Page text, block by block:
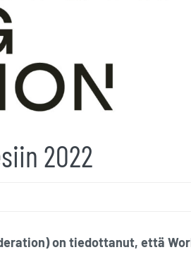
2022
on tiedottanut, että